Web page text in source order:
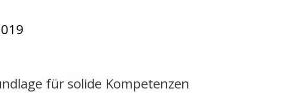
für solide Kompetenzen